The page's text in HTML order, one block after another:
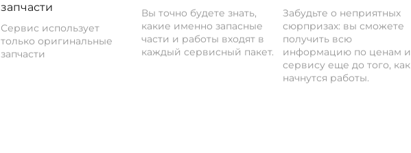
запчасти
Сервис использует
только оригинальные
запчасти
Вы точно будете знать,
какие именно запасные
части и работы входят в
каждый сервисный пакет.
Забудьте о неприятных
сюрпризах: вы сможете
получить всю
информацию по ценам и
сервису еще до того, как
начнутся работы.